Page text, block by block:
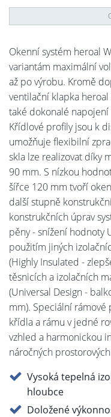
Okenní systém heroal
variantám maximální
až po výrobu. Kromě
ventilační klapka heroal
také dokonalé
Křídlové profily jsou k
umožňuje flexibilní
skla lze realizovat díky
90 mm. S nízkou
šířce 120 mm tvoří
další stupně
konstrukčních úprav
pěny - snížení hodnoty
použitím jiných
(Highly Insulated -
těsnicích a izolačních
(Universal Design -
mm). Speciální
křídla a rámu v jedné
vzhled a harmonickou
náročných
Vysoká tepelná
hloubce
Doložené